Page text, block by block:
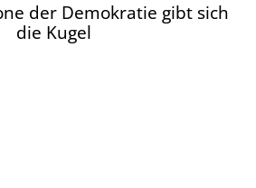
der Demokratie gibt sich
die Kugel